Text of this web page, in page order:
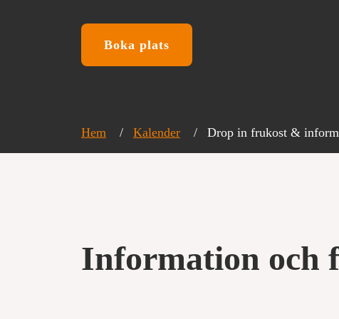
Boka plats
Hem Kalender Drop in frukost &
Information och